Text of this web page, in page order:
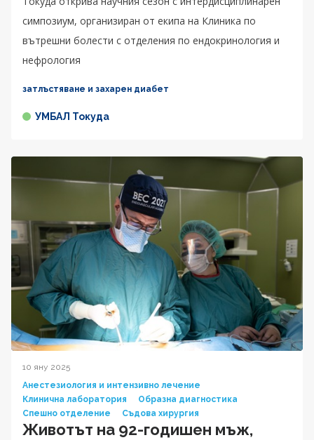
симпозиум, организиран от eкипа на Клиника по
вътрешни болести с отделения по ендокринология и
нефрология
затлъстяване и захарен диабет
УМБАЛ Токуда
10 яну 2025
Анестезиология и интензивно лечение
Клинична лаборатория
Образна диагностика
Спешно отделение
Съдова хирургия
Животът на 92-годишен мъж,